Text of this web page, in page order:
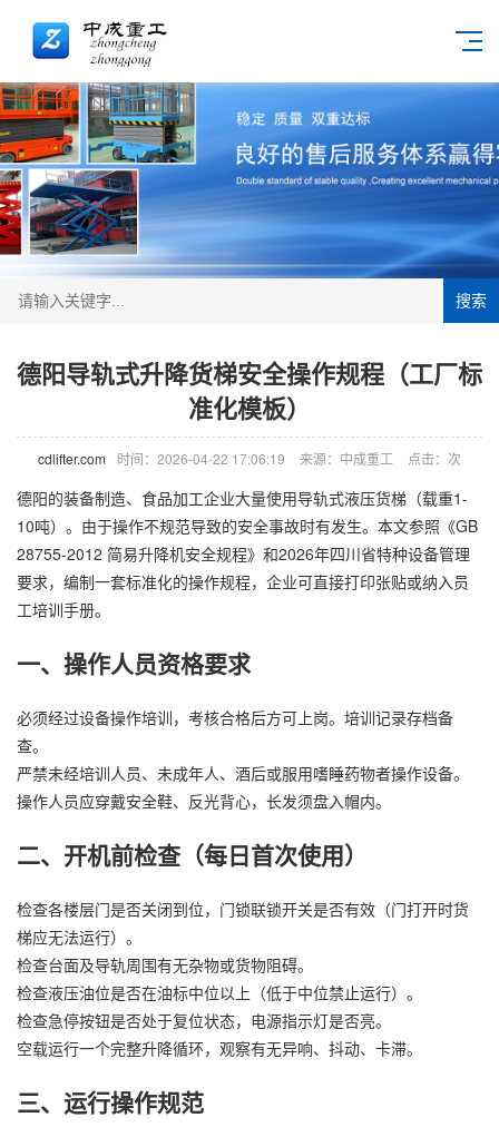
搜索
德阳导轨式升降货梯安全操作规程（工厂标
准化模板）
cdlifter.com 时间：2026-04-22 17:06:19 来源：中成重工 点击： 次
德阳的装备制造、食品加工企业大量使用导轨式液压货梯（载重1-
10吨）。由于操作不规范导致的安全事故时有发生。本文参照《GB
28755-2012 简易升降机安全规程》和2026年四川省特种设备管理
要求，编制一套标准化的操作规程，企业可直接打印张贴或纳入员
工培训手册。
一、操作人员资格要求
必须经过设备操作培训，考核合格后方可上岗。培训记录存档备
查。
严禁未经培训人员、未成年人、酒后或服用嗜睡药物者操作设备。
操作人员应穿戴安全鞋、反光背心，长发须盘入帽内。
二、开机前检查（每日首次使用）
检查各楼层门是否关闭到位，门锁联锁开关是否有效（门打开时货
梯应无法运行）。
检查台面及导轨周围有无杂物或货物阻碍。
检查液压油位是否在油标中位以上（低于中位禁止运行）。
检查急停按钮是否处于复位状态，电源指示灯是否亮。
空载运行一个完整升降循环，观察有无异响、抖动、卡滞。
三、运行操作规范